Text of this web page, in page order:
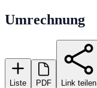
Umrechnung
Liste PDF Link teilen